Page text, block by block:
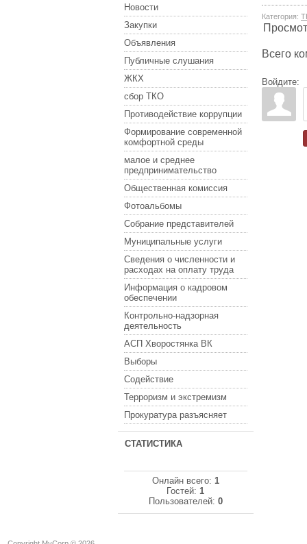
Новости
Закупки
Объявления
Публичные слушания
ЖКХ
сбор ТКО
Противодействие коррупции
Формирование современной
комфортной среды
малое и среднее
предпринимательство
Общественная комиссия
Фотоальбомы
Собрание представителей
Муниципальные услуги
Сведения о численности и
расходах на оплату труда
Информация о кадровом
обеспечении
Контрольно-надзорная
деятельность
АСП Хворостянка ВК
Выборы
Содействие
Терроризм и экстремизм
Прокуратура разъясняет
СТАТИСТИКА
Онлайн всего: 1
Гостей:1
Пользователей: 0
Категория:
Всего
Войдите: